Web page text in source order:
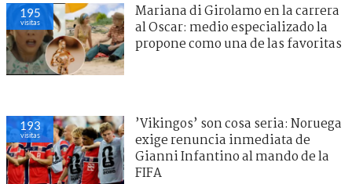
195
visitas
Mariana di Girolamo en la carrera
al Oscar: medio especializado la
propone como una de las favoritas
193
visitas
’Vikingos’ son cosa seria: Noruega
exige renuncia inmediata de
Gianni Infantino al mando de la
FIFA